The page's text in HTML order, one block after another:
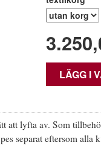
LÄGG I
att lyfta av. Som
separat eftersom alla